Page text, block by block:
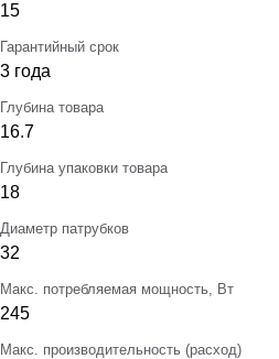
15
Гарантийный срок
3 года
Глубина товара
16.7
Глубина упаковки товара
18
Диаметр патрубков
32
Макс. потребляемая мощность, Вт
245
Макс. производительность (расход)